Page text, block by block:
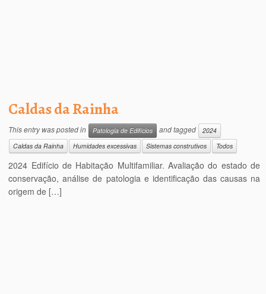
Caldas da Rainha
This entry was posted in Patologia de Edifícios and tagged
2024
Caldas da Rainha
Humidades excessivas Sistemas construtivos Todos
2024 Edifício de Habitação Multifamiliar. Avaliação do estado de
conservação, análise de patologia e identificação das causas na
origem de […]